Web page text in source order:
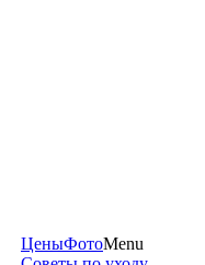
ЦеныФотоMenu